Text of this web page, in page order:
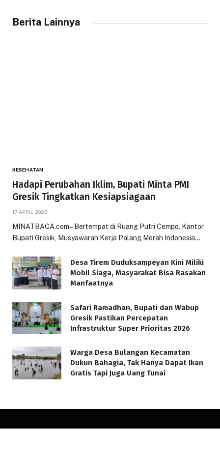
Berita Lainnya
KESEHATAN
Hadapi Perubahan Iklim, Bupati Minta PMI
Gresik Tingkatkan Kesiapsiagaan
17 APRIL 2026
MINATBACA.com – Bertempat di Ruang Putri Cempo, Kantor
Bupati Gresik, Musyawarah Kerja Palang Merah Indonesia…
Desa Tirem Duduksampeyan Kini Miliki
Mobil Siaga, Masyarakat Bisa Rasakan
Manfaatnya
Safari Ramadhan, Bupati dan Wabup
Gresik Pastikan Percepatan
Infrastruktur Super Prioritas 2026
Warga Desa Bulangan Kecamatan
Dukun Bahagia, Tak Hanya Dapat Ikan
Gratis Tapi Juga Uang Tunai